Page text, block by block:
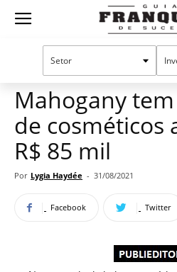
Guia
Mercado de franquias Publieditorial
Mahogany
de cosméticos
R$ 85 mil
Por Lygia Haydée - 31/08/2021
Facebook Twitter